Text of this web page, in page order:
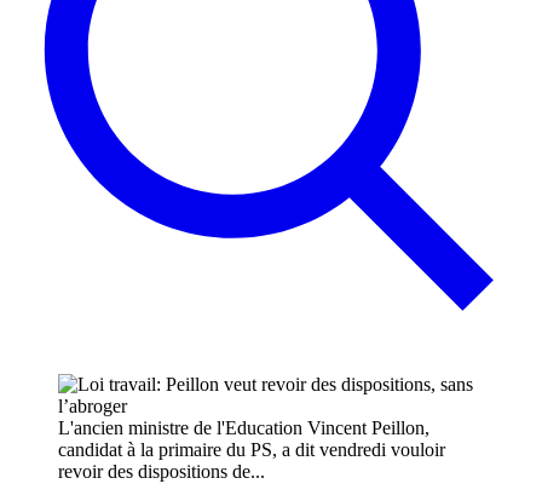
L'ancien ministre de l'Education Vincent Peillon,
candidat à la primaire du PS, a dit vendredi vouloir
revoir des dispositions de...